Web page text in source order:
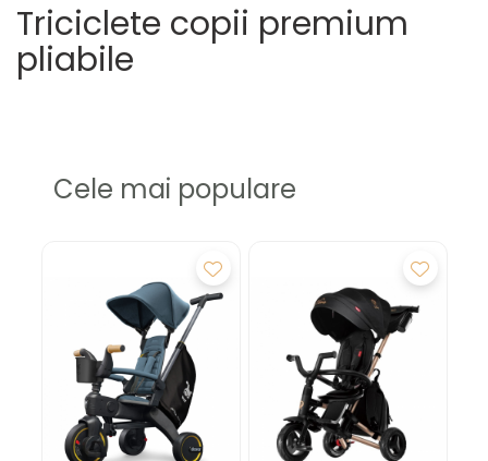
Triciclete copii premium
pliabile
Cele mai populare